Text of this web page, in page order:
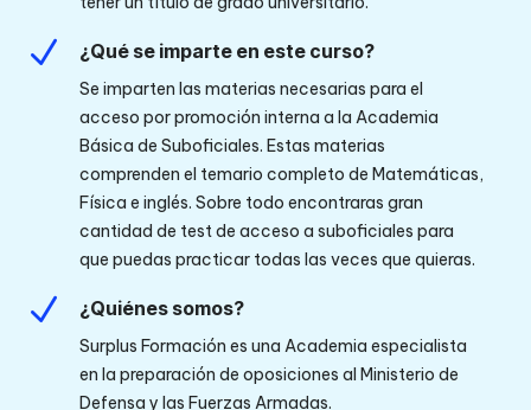
N ¿Qué se imparte en este curso?
Se imparten las materias necesarias para el
acceso por promoción interna a la Academia
Básica de Suboficiales. Estas materias
comprenden el temario completo de Matemáticas,
Física e inglés. Sobre todo encontraras gran
cantidad de test de acceso a suboficiales para
que puedas practicar todas las veces que quieras.
N ¿Quiénes somos?
Surplus Formación es una Academia especialista
en la preparación de oposiciones al Ministerio de
Defensa y las Fuerzas Armadas.